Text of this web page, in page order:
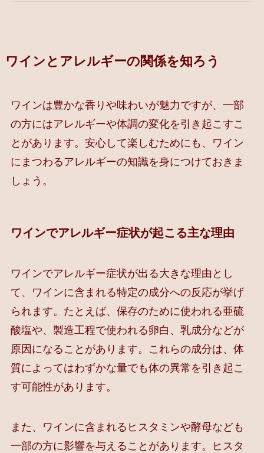
ワインとアレルギーの関係を知ろう
ワインは豊かな香りや味わいが魅力ですが、一部
の方にはアレルギーや体調の変化を引き起こすこ
とがあります。安心して楽しむためにも、ワイン
にまつわるアレルギーの知識を身につけておきま
しょう。
ワインでアレルギー症状が起こる主な理由
ワインでアレルギー症状が出る大きな理由とし
て、ワインに含まれる特定の成分への反応が挙げ
られます。たとえば、保存のために使われる亜硫
酸塩や、製造工程で使われる卵白、乳成分などが
原因になることがあります。これらの成分は、体
質によってはわずかな量でも体の異常を引き起こ
す可能性があります。
また、ワインに含まれるヒスタミンや酵母なども
一部の方に影響を与えることがあります。ヒスタ